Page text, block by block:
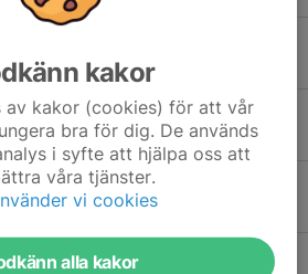
0
0
0
inför hemmatävling 30-31 maj
kakor
av kakor (cookies) för att vår
bra för dig. De används
i syfte att hjälpa oss att
våra tjänster.
vi cookies
alla kakor